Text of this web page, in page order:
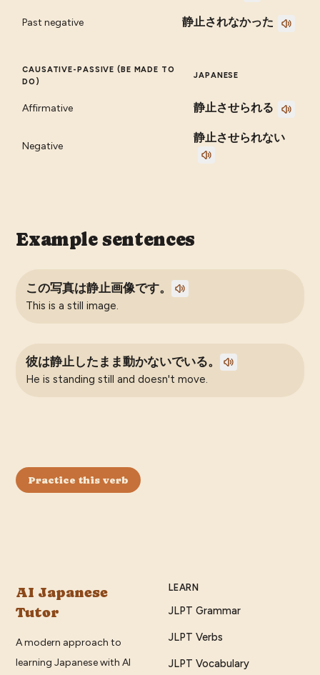
Past negative 静止されなかった
CAUSATIVE-PASSIVE (BE MADE TO
DO)
JAPANESE
Affirmative 静止させられる
Negative
静止させられない
Example sentences
この写真は静止画像です。
This is a still image.
彼は静止したまま動かないでいる。
He is standing still and doesn't move.
Practice this verb
AI Japanese
Tutor
A modern approach to
learning Japanese with AI
LEARN
JLPT Grammar
JLPT Verbs
JLPT Vocabulary